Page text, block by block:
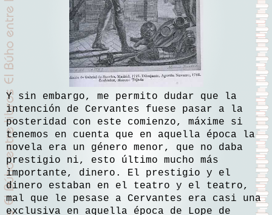
Y sin embargo, me permito dudar que la
intención de Cervantes fuese pasar a la
posteridad con este comienzo, máxime si
tenemos en cuenta que en aquella época la
novela era un género menor, que no daba
prestigio ni, esto último mucho más
importante, dinero. El prestigio y el
dinero estaban en el teatro y el teatro,
mal que le pesase a Cervantes era casi una
exclusiva en aquella época de Lope de